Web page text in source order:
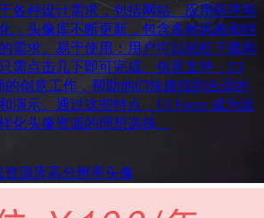
各种设计需求，包括网站、应用程序和
：头像库不断更新，包含多种风格和特
需求。易于使用：用户可以轻松下载和
需点击几下即可完成。创意支持：UI
的创意工作，帮助他们快速找到合适的
演示。通过这些特点，UI Faces 成为设
化头像资源的理想选择。
资源库高分辨率头像